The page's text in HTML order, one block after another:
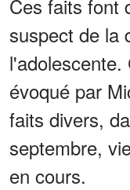
Ces faits font
suspect de la
l'adolescente.
évoqué par
faits divers,
septembre,
en cours.